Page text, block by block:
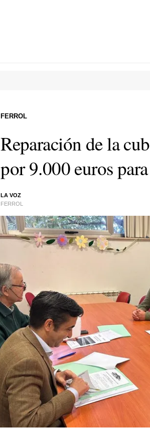
Reparación de la
por 9.000 euros
LA VOZ
FERROL
FERROL